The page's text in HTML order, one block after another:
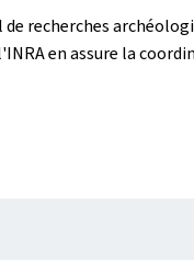
recherches
en assure la